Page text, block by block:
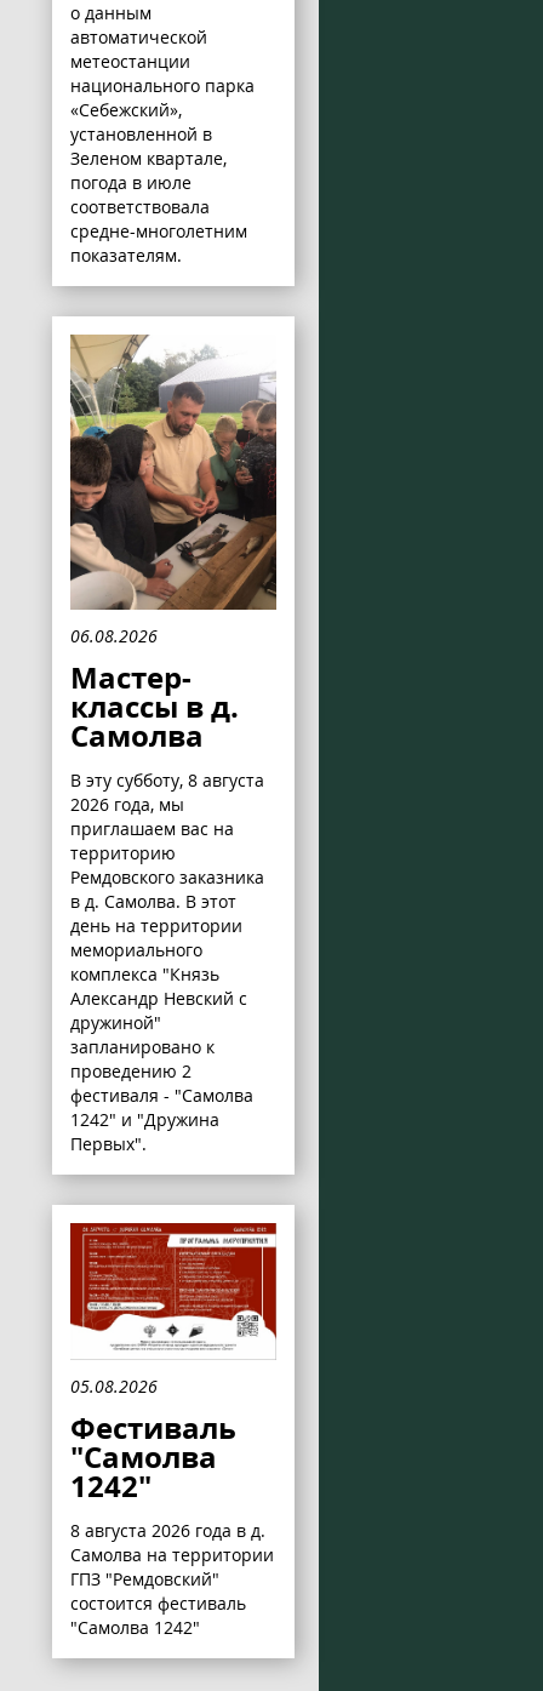
о данным
автоматической
метеостанции
национального парка
«Себежский»,
установленной в
Зеленом квартале,
погода в июле
соответствовала
средне-многолетним
показателям.
06.08.2026
Мастер-
классы в д.
Самолва
В эту субботу, 8 августа
2026 года, мы
приглашаем вас на
территорию
Ремдовского заказника
в д. Самолва. В этот
день на территории
мемориального
комплекса "Князь
Александр Невский с
дружиной"
запланировано к
проведению 2
фестиваля - "Самолва
1242" и "Дружина
Первых".
05.08.2026
Фестиваль
"Самолва
1242"
8 августа 2026 года в д.
Самолва на территории
ГПЗ "Ремдовский"
состоится фестиваль
"Самолва 1242"